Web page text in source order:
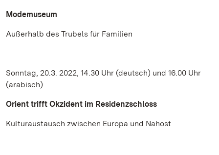
Modemuseum
Außerhalb des Trubels für Familien
Sonntag, 20.3. 2022, 14.30 Uhr (deutsch) und 16.00 Uhr
(arabisch)
Orient trifft Okzident im Residenzschloss
Kulturaustausch zwischen Europa und Nahost